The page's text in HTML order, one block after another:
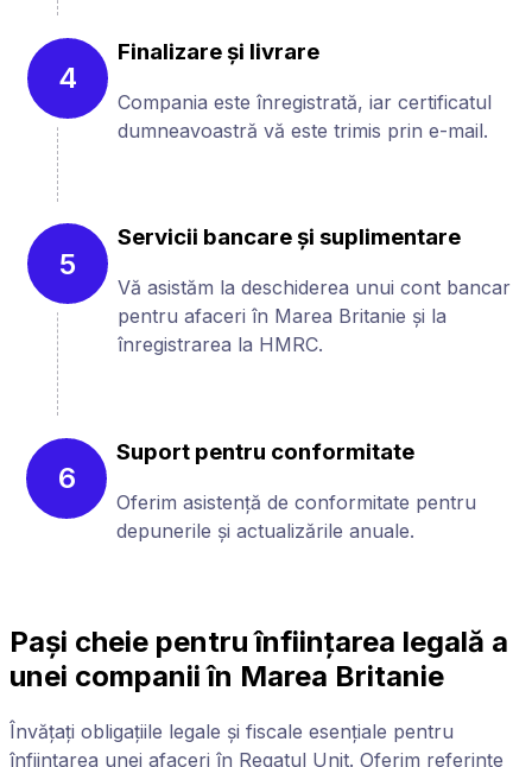
4
Finalizare și livrare
Compania este înregistrată, iar certificatul
dumneavoastră vă este trimis prin e-mail.
5
Servicii bancare și suplimentare
Vă asistăm la deschiderea unui cont bancar
pentru afaceri în Marea Britanie și la
înregistrarea la HMRC.
6
Suport pentru conformitate
Oferim asistență de conformitate pentru
depunerile și actualizările anuale.
Pași cheie pentru înființarea legală a
unei companii în Marea Britanie
Învățați obligațiile legale și fiscale esențiale pentru
înființarea unei afaceri în Regatul Unit. Oferim referințe